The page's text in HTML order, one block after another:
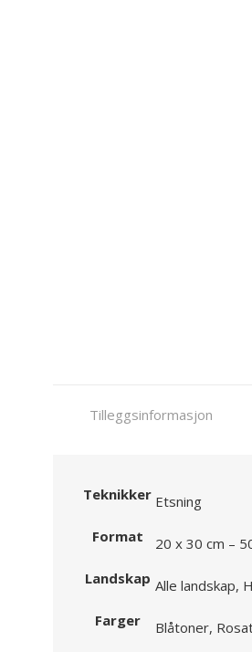
Tilleggsinformasjon
Teknikker Etsning
Format
20 x 30 cm –
Landskap Alle landskap,
Farger
Blåtoner,